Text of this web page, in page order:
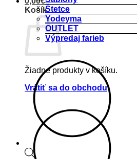
Košík
Žiadne produkty v košíku.
Vrátiť sa do obchodu
Štetce
Yodeyma
OUTLET
Výpredaj farieb